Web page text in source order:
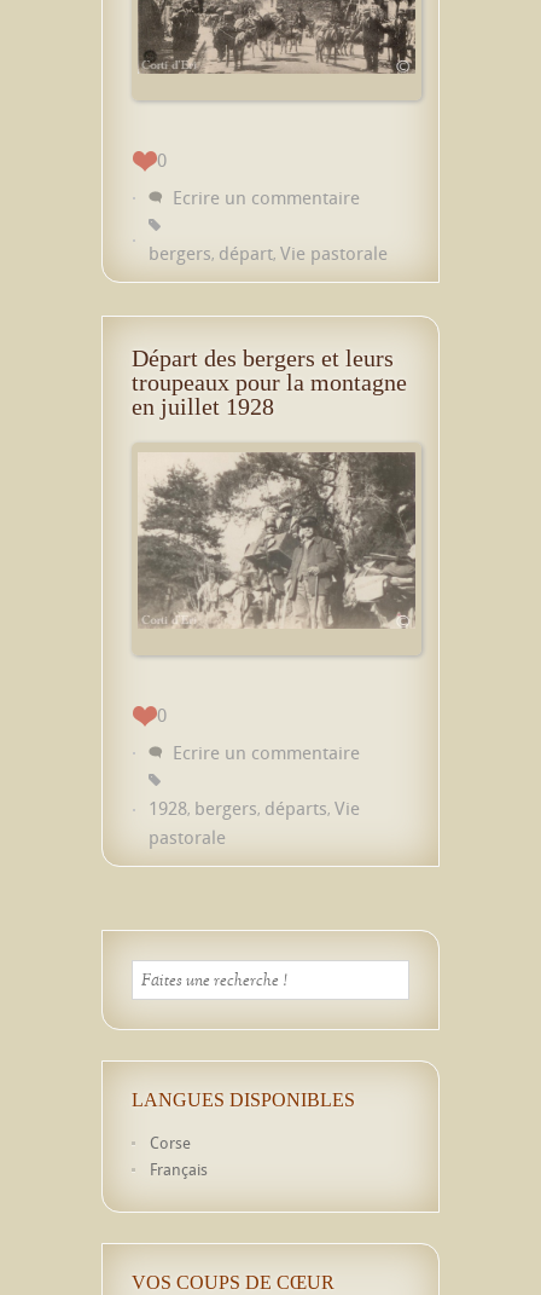
0
Ecrire un commentaire
bergers, départ, Vie pastorale
Départ des bergers et leurs
troupeaux pour la montagne
en juillet 1928
0
Ecrire un commentaire
1928, bergers, départs, Vie
pastorale
LANGUES DISPONIBLES
Corse
Français
VOS COUPS DE CŒUR